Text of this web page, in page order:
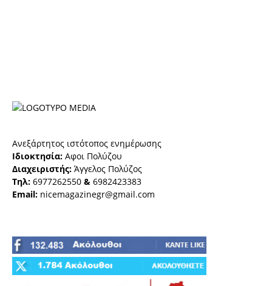
Ανεξάρτητος ιστότοπος ενημέρωσης
Ιδιοκτησία: Αφοι Πολύζου
Διαχειριστής: Άγγελος Πολύζος
Τηλ: 6977262550 & 6982423383
Email: nicemagazinegr@gmail.com